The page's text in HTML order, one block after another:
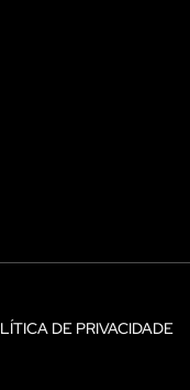
DE PRIVACIDADE